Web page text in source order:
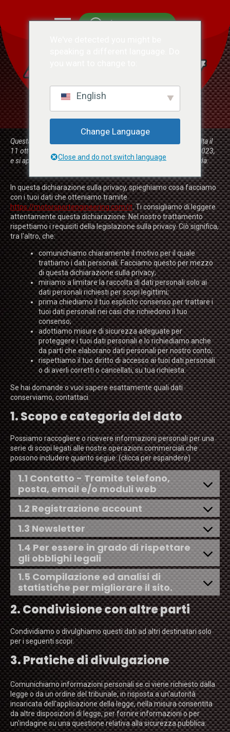
Chatta con noi
Questa dichiarazione sulla privacy è stata modificata l'ultima volta il
11 ottobre 2023, è stata controllata l'ultima volta il 11 ottobre 2023,
e si applica ai cittadini e ai residenti permanenti legali del Canada.
In questa dichiarazione sulla privacy, spieghiamo cosa facciamo
con i tuoi dati che otteniamo tramite
https://motorsportengineering.com/it. Ti consigliamo di leggere
attentamente questa dichiarazione. Nel nostro trattamento
rispettiamo i requisiti della legislazione sulla privacy. Ciò significa,
tra l'altro, che:
comunichiamo chiaramente il motivo per il quale
trattiamo i dati personali. Facciamo questo per mezzo
di questa dichiarazione sulla privacy;
miriamo a limitare la raccolta di dati personali solo ai
dati personali richiesti per scopi legittimi;
prima chiediamo il tuo esplicito consenso per trattare i
tuoi dati personali nei casi che richiedono il tuo
consenso;
adottiamo misure di sicurezza adeguate per
proteggere i tuoi dati personali e lo richiediamo anche
da parti che elaborano dati personali per nostro conto;
rispettiamo il tuo diritto di accesso ai tuoi dati personali
o di averli corretti o cancellati, su tua richiesta.
Se hai domande o vuoi sapere esattamente quali dati
conserviamo, contattaci.
1. Scopo e categoria del dato
Possiamo raccogliere o ricevere informazioni personali per una
serie di scopi legati alle nostre operazioni commerciali che
possono includere quanto segue: (clicca per espandere)
1.1 Contatto - Tramite telefono,
posta, email e/o moduli web
1.2 Registrazione account
1.3 Newsletter
1.4 Per essere in grado di rispettare
gli obblighi legali
1.5 Compilazione ed analisi di
statistiche per migliorare il sito.
2. Condivisione con altre parti
Condividiamo o divulghiamo questi dati ad altri destinatari solo
per i seguenti scopi:
3. Pratiche di divulgazione
Comunichiamo informazioni personali se ci viene richiesto dalla
legge o da un ordine del tribunale, in risposta a un'autorità
incaricata dell'applicazione della legge, nella misura consentita
da altre disposizioni di legge, per fornire informazioni o per
un'indagine su una questione relativa alla sicurezza pubblica.
English
Change Language
Close and do not switch language